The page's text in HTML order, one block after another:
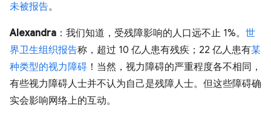
未被报告。
Alexandra ：我们知道，受残障影响的人口远不止 1%。 世
界卫生组织报告称，超过 10 亿人患有残疾；22 亿人患有某
种类型的视力障碍 ！当然，视力障碍的严重程度各不相同，
有些视力障碍人士并不认为自己是残障人士。但这些障碍确
实会影响网络上的互动。